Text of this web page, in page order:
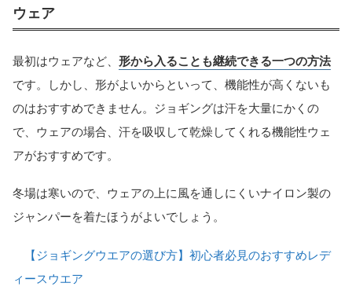
ウェア
最初はウェアなど、 形から入ることも継続できる一つの方法
です。しかし、形がよいからといって、機能性が高くないも
のはおすすめできません。ジョギングは汗を大量にかくの
で、ウェアの場合、汗を吸収して乾燥してくれる機能性ウェ
アがおすすめです。
冬場は寒いので、ウェアの上に風を通しにくいナイロン製の
ジャンパーを着たほうがよいでしょう。
【ジョギングウエアの選び方】初心者必見のおすすめレデ
ィースウエア
当サイトとは